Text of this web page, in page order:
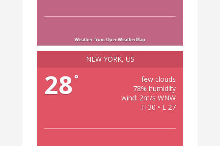
Weather from OpenWeatherMap
NEW YORK, US
28°
few clouds
78% humidity
wind: 2m/s WNW
H 30 • L 27